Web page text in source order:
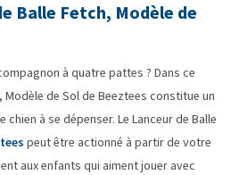
Balle Fetch, Modèle de
à quatre pattes ? Dans ce
Modèle de Sol de Beeztees constitue un
à se dépenser. Le Lanceur de Balle
peut être actionné à partir de votre
aux enfants qui aiment jouer avec